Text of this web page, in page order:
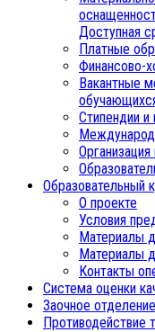
Доступная
Платные
Финансово-
Вакантные
Стипендии
Организация
Образовательный
О проекте
Условия
Материалы
Материалы
Контакты
Система оценки
Заочное отделение
Противодействие